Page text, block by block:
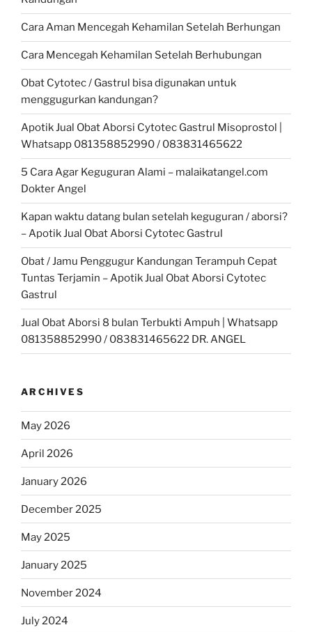
Cara Aman Mencegah Kehamilan Setelah Berhungan
Cara Mencegah Kehamilan Setelah Berhubungan
Obat Cytotec / Gastrul bisa digunakan untuk
menggugurkan kandungan?
Apotik Jual Obat Aborsi Cytotec Gastrul Misoprostol |
Whatsapp 081358852990 / 083831465622
5 Cara Agar Keguguran Alami – malaikatangel.com
Dokter Angel
Kapan waktu datang bulan setelah keguguran / aborsi?
– Apotik Jual Obat Aborsi Cytotec Gastrul
Obat / Jamu Penggugur Kandungan Terampuh Cepat
Tuntas Terjamin – Apotik Jual Obat Aborsi Cytotec
Gastrul
Jual Obat Aborsi 8 bulan Terbukti Ampuh | Whatsapp
081358852990 / 083831465622 DR. ANGEL
ARCHIVES
May 2026
April 2026
January 2026
December 2025
May 2025
January 2025
November 2024
July 2024